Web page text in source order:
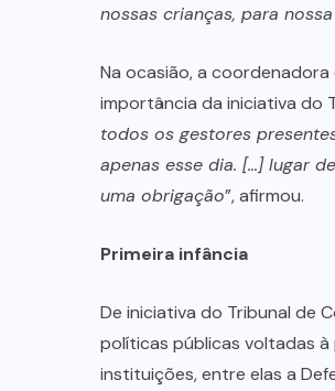
nossas crianças, para
Na ocasião, a coordenadora
importância da iniciativa do
todos os gestores
apenas esse dia. […] lugar
uma obrigação”, afirmou.
Primeira infância
De iniciativa do Tribunal de
políticas públicas voltadas à
instituições, entre elas a